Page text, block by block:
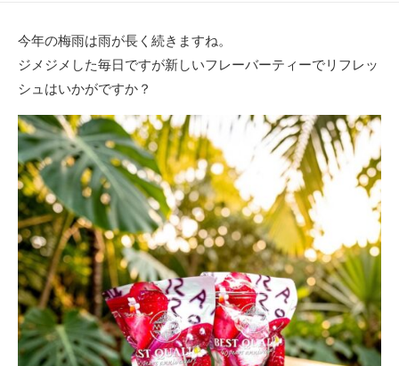
今年の梅雨は雨が長く続きますね。
ジメジメした毎日ですが新しいフレーバーティーでリフレッ
シュはいかがですか？